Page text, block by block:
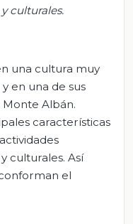
culturales.
una cultura muy
en una de sus
Monte Albán.
características
culturales. Así
el